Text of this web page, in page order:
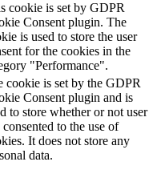
cookie is set by GDPR
Consent plugin. The
is used to store the user
for the cookies in the
"Performance".
cookie is set by the GDPR
Consent plugin and is
to store whether or not user
consented to the use of
It does not store any
data.